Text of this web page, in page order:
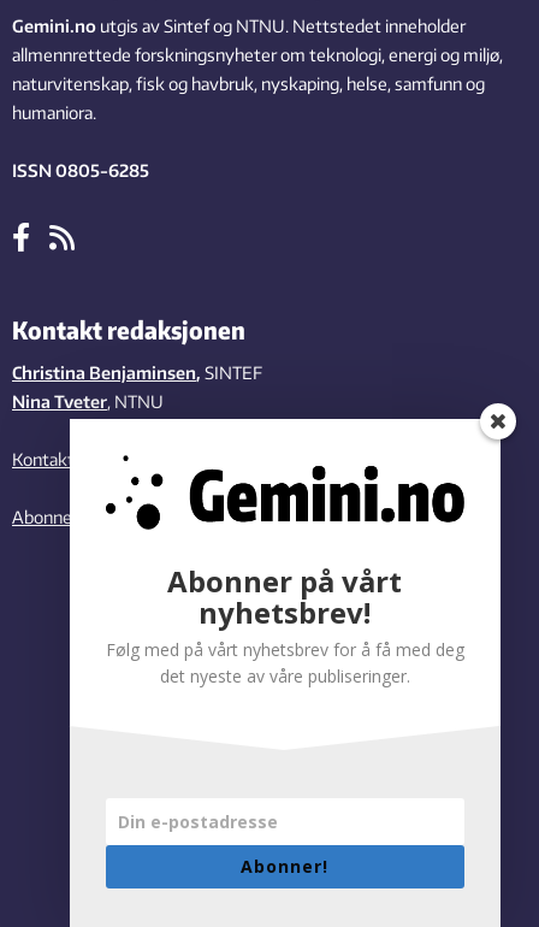
Gemini.no utgis av Sintef og NTNU. Nettstedet inneholder
allmennrettede forskningsnyheter om teknologi, energi og miljø,
naturvitenskap, fisk og havbruk, nyskaping, helse, samfunn og
humaniora.
ISSN 0805-6285
Kontakt redaksjonen
Christina Benjaminsen, SINTEF
Nina Tveter, NTNU
Kontakt oss
Abonner på vårt nyhetsbrev
Personvernregler|Tilgjengelighetserklæring
Abonner på vårt
nyhetsbrev!
Følg med på vårt nyhetsbrev for å få med deg
det nyeste av våre publiseringer.
Abonner!